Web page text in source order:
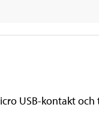
USB-kontakt